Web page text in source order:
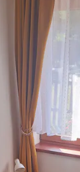
Wybór gości